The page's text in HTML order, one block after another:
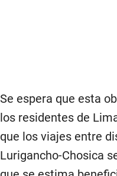
Se espera que esta
los residentes de
que los viajes entre
Lurigancho-Chosica